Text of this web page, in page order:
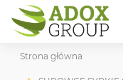
Strona główna